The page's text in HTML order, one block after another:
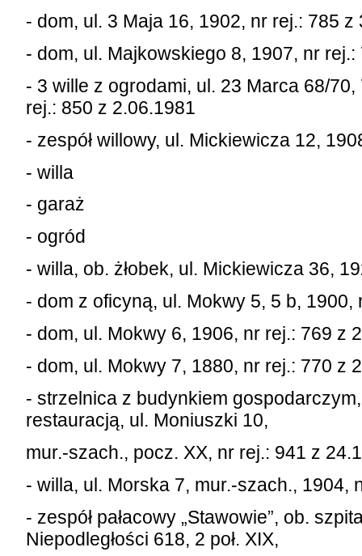
- dom, ul. 3 Maja 16, 1902, nr rej.: 785 z
- dom, ul. Majkowskiego 8, 1907, nr
- 3 wille z ogrodami, ul. 23 Marca 68/
rej.: 850 z 2.06.1981
- zespół willowy, ul. Mickiewicza 12,
- willa
- garaż
- ogród
- willa, ob. żłobek, ul. Mickiewicza 36,
- dom z oficyną, ul. Mokwy 5, 5 b, 1900,
- dom, ul. Mokwy 6, 1906, nr rej.: 769 z
- dom, ul. Mokwy 7, 1880, nr rej.: 770 z
- strzelnica z budynkiem
restauracją, ul. Moniuszki 10,
mur.-szach., pocz. XX, nr rej.: 941 z
- willa, ul. Morska 7, mur.-szach., 1904,
- zespół pałacowy „Stawowie”, ob.
Niepodległości 618, 2 poł. XIX,